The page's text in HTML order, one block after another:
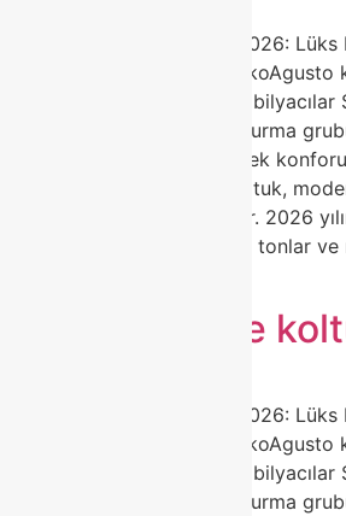
Agusto Koltuk Modelleri 2026: Lüks
Adresi | Classhome
Classhome’un Modoko Mobilyacılar
olarak ürettiği premium oturma
biridir. Zarif tasarımı, yüksek
malzemeleriyle Agusto koltuk,
favori tercihi haline geliyor. 2026
dokulu kumaşlar, yumuşak tonlar ve
Agusto kadife
Agusto Koltuk Modelleri 2026: Lüks
Adresi | Classhome
Classhome’un Modoko Mobilyacılar
olarak ürettiği premium oturma